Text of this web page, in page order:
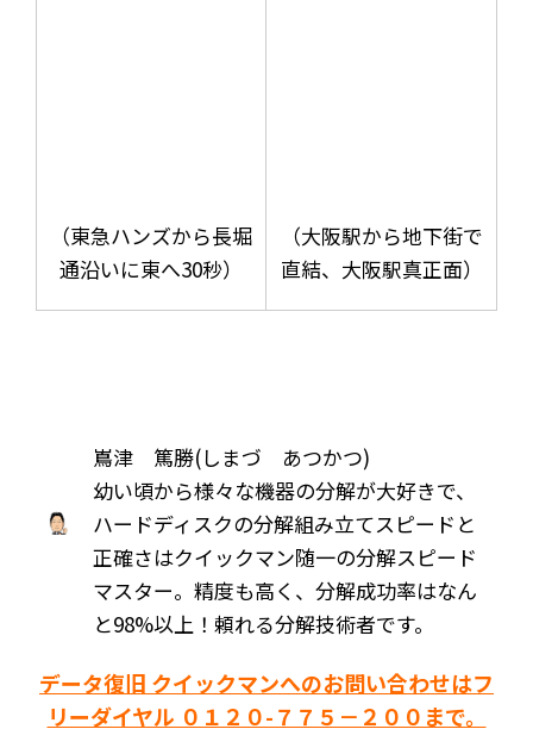
（東急ハンズから長堀
通沿いに東へ30秒）
（大阪駅から地下街で
直結、大阪駅真正面）
嶌津 篤勝(しまづ あつかつ)
幼い頃から様々な機器の分解が大好きで、
ハードディスクの分解組み立てスピードと
正確さはクイックマン随一の分解スピード
マスター。精度も高く、分解成功率はなん
と98%以上！頼れる分解技術者です。
データ復旧 クイックマンへのお問い合わせはフ
リーダイヤル ０１２０-７７５－２００まで。